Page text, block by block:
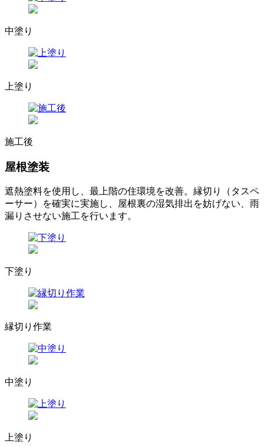
中塗り
上塗り
施工後
屋根塗装
遮熱塗料を使用し、最上階の住環境を改善。縁切り（タスペ
ーサー）を確実に実施し、屋根裏の湿気排出を妨げない、雨
漏りさせない施工を行います。
下塗り
縁切り作業
中塗り
上塗り